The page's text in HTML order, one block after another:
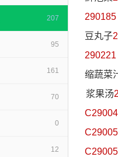
207
95
161
70
0
12
290185
豆丸子
290221
缩蔬菜
浆果汤